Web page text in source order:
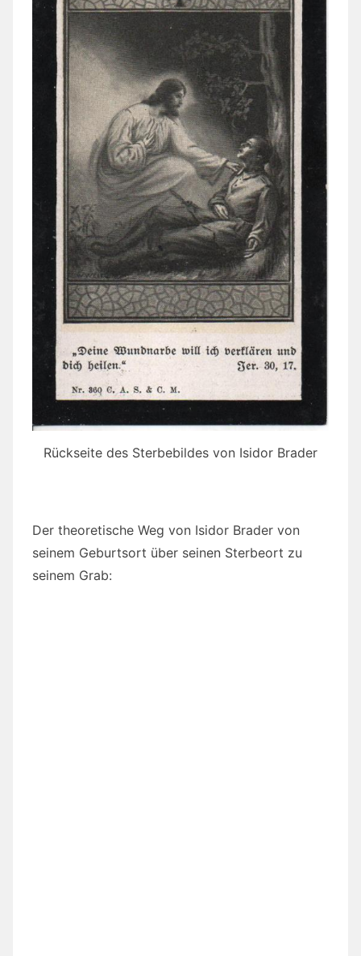
Rückseite des Sterbebildes von Isidor Brader
Der theoretische Weg von Isidor Brader von
seinem Geburtsort über seinen Sterbeort zu
seinem Grab: